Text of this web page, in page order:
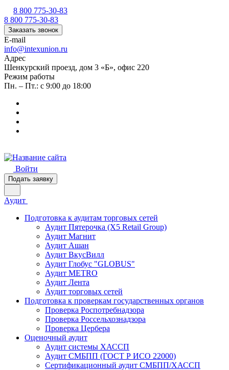
8 800 775-30-83
8 800 775-30-83
Заказать звонок
E-mail
info@intexunion.ru
Адрес
Шенкурский проезд, дом 3 «Б», офис 220
Режим работы
Пн. – Пт.: с 9:00 до 18:00
Войти
Подать заявку
Аудит
Подготовка к аудитам торговых сетей
Аудит Пятерочка (X5 Retail Group)
Аудит Магнит
Аудит Ашан
Аудит ВкусВилл
Аудит Глобус "GLOBUS"
Аудит METRO
Аудит Лента
Аудит торговых сетей
Подготовка к проверкам государственных органов
Проверка Роспотребнадзора
Проверка Россельхознадзора
Проверка Цербера
Оценочный аудит
Аудит системы ХАССП
Аудит СМБПП (ГОСТ Р ИСО 22000)
Сертификационный аудит СМБПП/ХАССП